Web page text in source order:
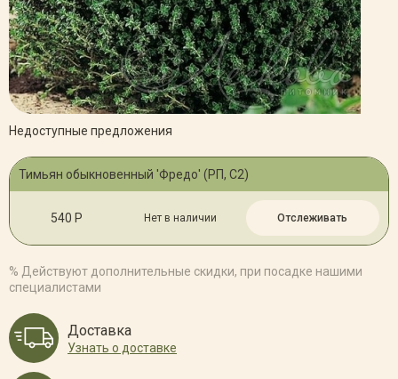
Недоступные предложения
Тимьян обыкновенный 'Фредо' (РП, С2)
540 Р Нет в наличии Отслеживать
% Действуют дополнительные скидки, при посадке нашими
специалистами
Доставка
Узнать о доставке